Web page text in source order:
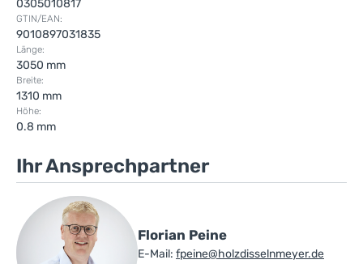
0305010817
GTIN/EAN:
9010897031835
Länge:
3050 mm
Breite:
1310 mm
Höhe:
0.8 mm
Ihr Ansprechpartner
Florian Peine
E-Mail: fpeine@holzdisselnmeyer.de